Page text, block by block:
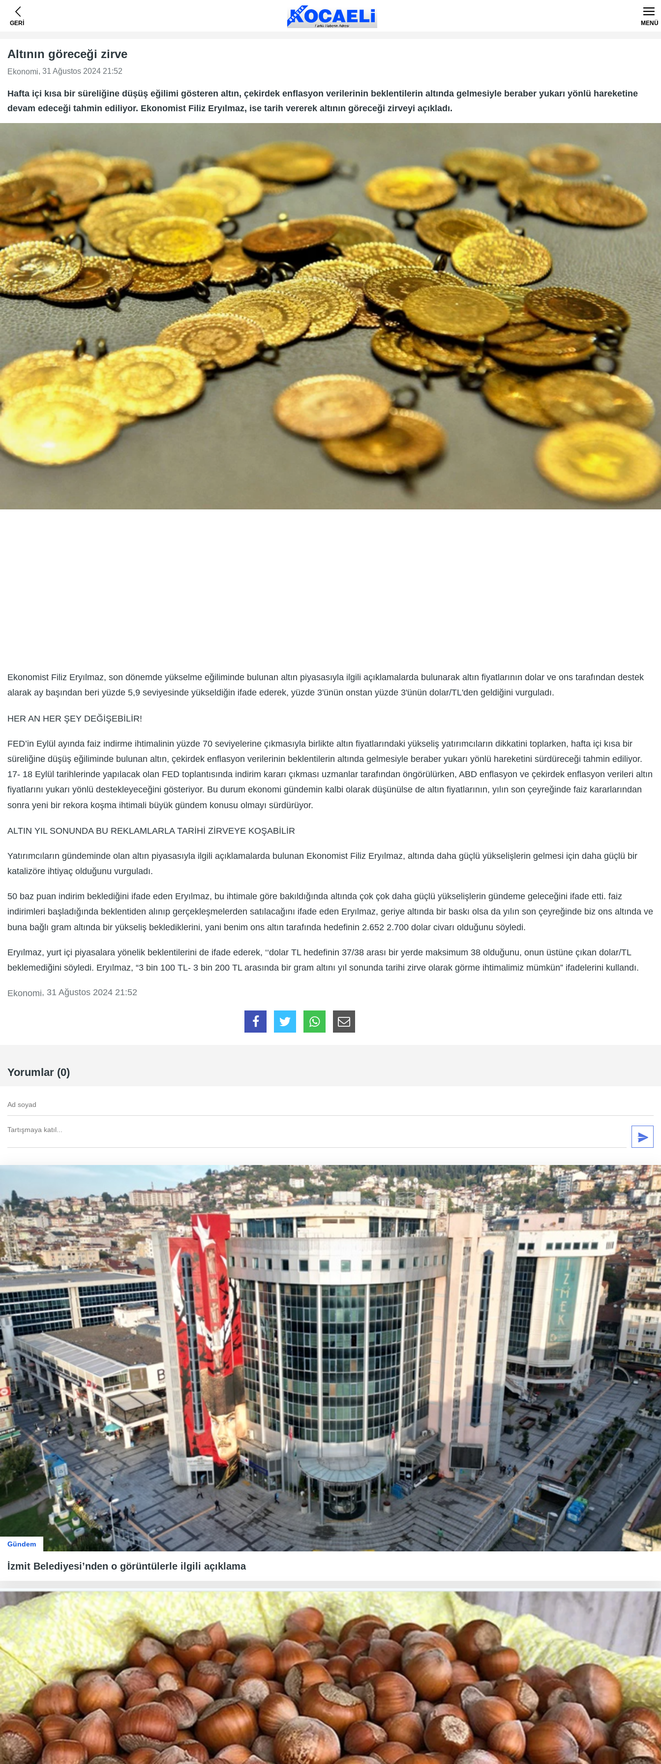
GERİ MENÜ
Altının göreceği zirve
Ekonomi, 31 Ağustos 2024 21:52
Hafta içi kısa bir süreliğine düşüş eğilimi gösteren altın, çekirdek enflasyon verilerinin beklentilerin altında gelmesiyle beraber yukarı yönlü hareketine
devam edeceği tahmin ediliyor. Ekonomist Filiz Eryılmaz, ise tarih vererek altının göreceği zirveyi açıkladı.
Ekonomist Filiz Eryılmaz, son dönemde yükselme eğiliminde bulunan altın piyasasıyla ilgili açıklamalarda bulunarak altın fiyatlarının dolar ve ons tarafından destek
alarak ay başından beri yüzde 5,9 seviyesinde yükseldiğin ifade ederek, yüzde 3'ünün onstan yüzde 3'ünün dolar/TL'den geldiğini vurguladı.
HER AN HER ŞEY DEĞİŞEBİLİR!
FED’in Eylül ayında faiz indirme ihtimalinin yüzde 70 seviyelerine çıkmasıyla birlikte altın fiyatlarındaki yükseliş yatırımcıların dikkatini toplarken, hafta içi kısa bir
süreliğine düşüş eğiliminde bulunan altın, çekirdek enflasyon verilerinin beklentilerin altında gelmesiyle beraber yukarı yönlü hareketini sürdüreceği tahmin ediliyor.
17- 18 Eylül tarihlerinde yapılacak olan FED toplantısında indirim kararı çıkması uzmanlar tarafından öngörülürken, ABD enflasyon ve çekirdek enflasyon verileri altın
fiyatlarını yukarı yönlü destekleyeceğini gösteriyor. Bu durum ekonomi gündemin kalbi olarak düşünülse de altın fiyatlarının, yılın son çeyreğinde faiz kararlarından
sonra yeni bir rekora koşma ihtimali büyük gündem konusu olmayı sürdürüyor.
ALTIN YIL SONUNDA BU REKLAMLARLA TARİHİ ZİRVEYE KOŞABİLİR
Yatırımcıların gündeminde olan altın piyasasıyla ilgili açıklamalarda bulunan Ekonomist Filiz Eryılmaz, altında daha güçlü yükselişlerin gelmesi için daha güçlü bir
katalizöre ihtiyaç olduğunu vurguladı.
50 baz puan indirim beklediğini ifade eden Eryılmaz, bu ihtimale göre bakıldığında altında çok çok daha güçlü yükselişlerin gündeme geleceğini ifade etti. faiz
indirimleri başladığında beklentiden alınıp gerçekleşmelerden satılacağını ifade eden Eryılmaz, geriye altında bir baskı olsa da yılın son çeyreğinde biz ons altında ve
buna bağlı gram altında bir yükseliş beklediklerini, yani benim ons altın tarafında hedefinin 2.652 2.700 dolar civarı olduğunu söyledi.
Eryılmaz, yurt içi piyasalara yönelik beklentilerini de ifade ederek, ‘‘dolar TL hedefinin 37/38 arası bir yerde maksimum 38 olduğunu, onun üstüne çıkan dolar/TL
beklemediğini söyledi. Eryılmaz, “3 bin 100 TL- 3 bin 200 TL arasında bir gram altını yıl sonunda tarihi zirve olarak görme ihtimalimiz mümkün” ifadelerini kullandı.
Ekonomi, 31 Ağustos 2024 21:52
Yorumlar (0)
Gündem
İzmit Belediyesi’nden o görüntülerle ilgili açıklama